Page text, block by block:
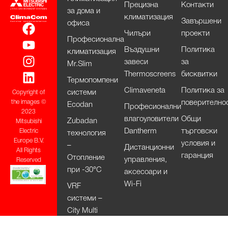
Copyright of
the images ©
2023
Mitsubishi
Electric
Europe B.V.
All Rights
Reserved
за дома и
офиса
Професионална
климатизация
Mr.Slim
Термопомпени
системи
Ecodan
Zubadan
технология
–
Отопление
при -30°С
VRF
системи –
City Multi
Прецизна
климатизация
Чилъри
Въздушни
завеси
Thermoscreens
Climaveneta
Професионални
влагоуловители
Dantherm
Дистанционни
управления,
аксесоари и
Wi-Fi
Контакти
Завършени
проекти
Политика
за
бисквитки
Политика за
Общи
търговски
условия и
гаранция